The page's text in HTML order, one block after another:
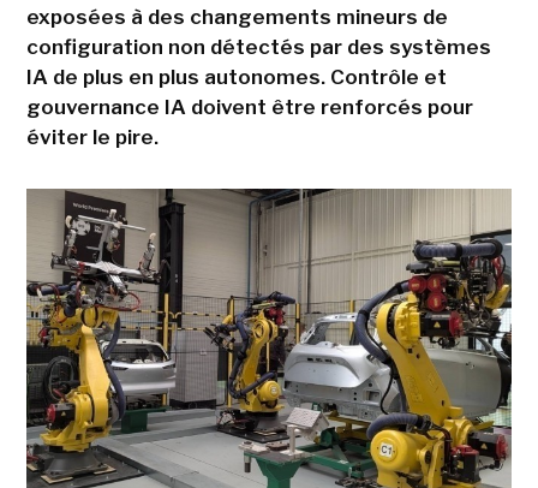
exposées à des changements mineurs de
configuration non détectés par des systèmes
IA de plus en plus autonomes. Contrôle et
gouvernance IA doivent être renforcés pour
éviter le pire.